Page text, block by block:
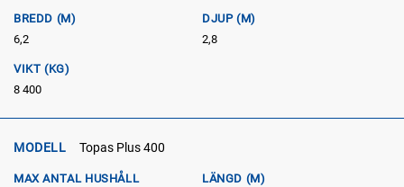
BREDD (M)
6,2
DJUP (M)
2,8
VIKT (KG)
8 400
MODELL Topas Plus 400
MAX ANTAL HUSHÅLL
LÄNGD (M)